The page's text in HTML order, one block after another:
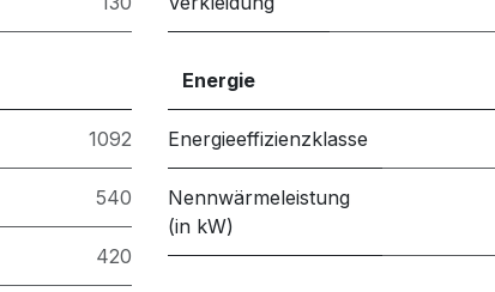
1092
540
420
Energie
Energieeffizienzklasse
Nennwärmeleistung
(in kW)